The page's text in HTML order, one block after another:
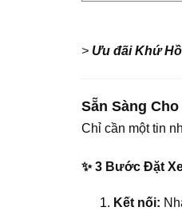
> Ưu đãi Khứ
Sẵn Sàng
Chỉ cần một tin
✨ 3 Bước Đặt
Kết nối: